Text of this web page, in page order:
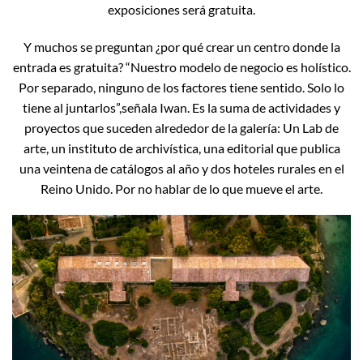
exposiciones será gratuita.
Y muchos se preguntan ¿por qué crear un centro donde la
entrada es gratuita? “Nuestro modelo de negocio es holístico.
Por separado, ninguno de los factores tiene sentido. Solo lo
tiene al juntarlos”,señala Iwan. Es la suma de actividades y
proyectos que suceden alrededor de la galería: Un Lab de
arte, un instituto de archivística, una editorial que publica
una veintena de catálogos al año y dos hoteles rurales en el
Reino Unido. Por no hablar de lo que mueve el arte.